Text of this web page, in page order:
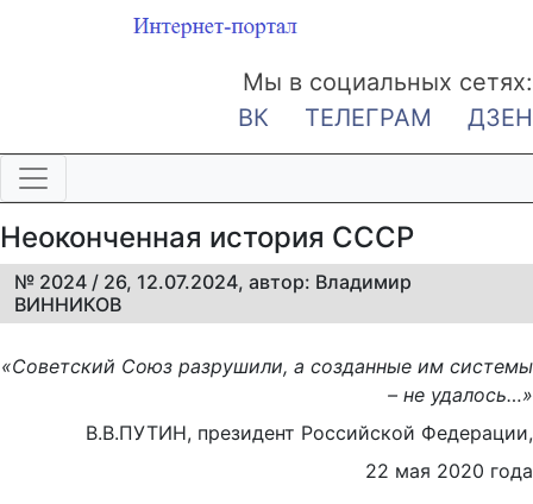
Мы в социальных сетях:
ВК
ТЕЛЕГРАМ ДЗЕН
Неоконченная история СССР
№ 2024 / 26, 12.07.2024, автор: Владимир
ВИННИКОВ
«Советский Союз разрушили, а созданные им системы
– не удалось…»
В.В.ПУТИН, президент Российской Федерации,
22 мая 2020 года